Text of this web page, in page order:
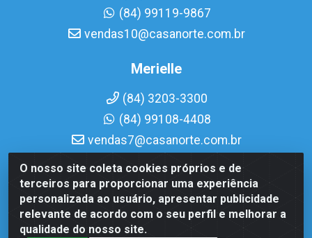
O nosso site coleta cookies próprios e de
terceiros para proporcionar uma experiência
personalizada ao usuário, apresentar publicidade
relevante de acordo com o seu perfil e melhorar a
qualidade do nosso site.
(84) 99119-9867
vendas10@casanorte.com.br
Merielle
(84) 3203-3300
(84) 99108-4408
vendas7@casanorte.com.br
Casa Norte LTDA - Av. Interventor Mário Câmara, 1815 -
Dix-Sept Rosado, Natal/RN - CEP 59054-600 - CNPJ
08.713.513/0001-51